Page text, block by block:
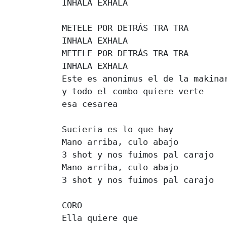
INHALA EXHALA
METELE POR DETRÁS TRA TRA
INHALA EXHALA
METELE POR DETRÁS TRA TRA
INHALA EXHALA
Este es anonimus el de la
y todo el combo quiere verte
esa cesarea
Sucieria es lo que hay
Mano arriba, culo abajo
3 shot y nos fuimos pal carajo
Mano arriba, culo abajo
3 shot y nos fuimos pal carajo
CORO
Ella quiere que